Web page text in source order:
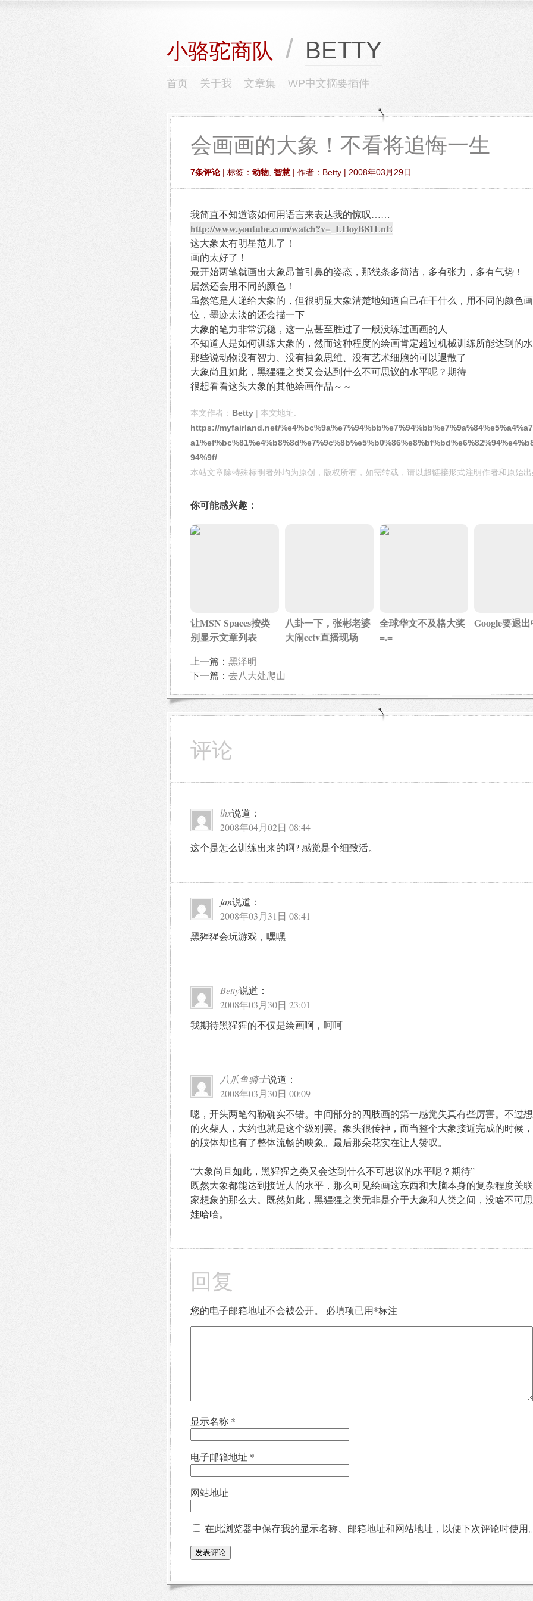
小骆驼商队 / BETTY
首页 关于我 文章集 WP中文摘要插件
会画画的大象！不看将追悔一生
7条评论| 标签： 动物, 智慧| 作者：Betty | 2008年03月29日
我简直不知道该如何用语言来表达我的惊叹……
http://www.youtube.com/watch?v=_LHoyB81LnE
这大象太有明星范儿了！
画的太好了！
最开始两笔就画出大象昂首引鼻的姿态，那线条多简洁，多有张力，多有气势！
居然还会用不同的颜色！
虽然笔是人递给大象的，但很明显大象清楚地知道自己在干什么，用不同的颜色
位，墨迹太淡的还会描一下
大象的笔力非常沉稳，这一点甚至胜过了一般没练过画画的人
不知道人是如何训练大象的，然而这种程度的绘画肯定超过机械训练所能达到的
那些说动物没有智力、没有抽象思维、没有艺术细胞的可以退散了
大象尚且如此，黑猩猩之类又会达到什么不可思议的水平呢？期待
很想看看这头大象的其他绘画作品～～
本文作者： Betty| 本文地址:
https://myfairland.net/
94%9f/
本站文章除特殊标明者外均为原创，版权所有，如需转载，请以超链接形式注明作者和原始
你可能感兴趣：
让MSN Spaces按类
别显示文章列表
八卦一下，张彬老婆
大闹cctv直播现场
全球华文不及格大奖
=.=
Google要退
上一篇： 黑泽明
下一篇： 去八大处爬山
评论
lhx说道：
2008年04月02日 08:44
这个是怎么训练出来的啊? 感觉是个细致活。
jan说道：
2008年03月31日 08:41
黑猩猩会玩游戏，嘿嘿
Betty说道：
2008年03月30日 23:01
我期待黑猩猩的不仅是绘画啊，呵呵
八爪鱼骑士说道：
2008年03月30日 00:09
嗯，开头两笔勾勒确实不错。中间部分的四肢画的第一感觉失真有些厉害。不过
的火柴人，大约也就是这个级别罢。象头很传神，而当整个大象接近完成的时候
的肢体却也有了整体流畅的映象。最后那朵花实在让人赞叹。
“大象尚且如此，黑猩猩之类又会达到什么不可思议的水平呢？期待”
既然大象都能达到接近人的水平，那么可见绘画这东西和大脑本身的复杂程度关
家想象的那么大。既然如此，黑猩猩之类无非是介于大象和人类之间，没啥不可
娃哈哈。
回复
您的电子邮箱地址不会被公开。 必填项已用*标注
显示名称 *
电子邮箱地址 *
网站地址
在此浏览器中保存我的显示名称、邮箱地址和网站地址，以便下次评论时使用